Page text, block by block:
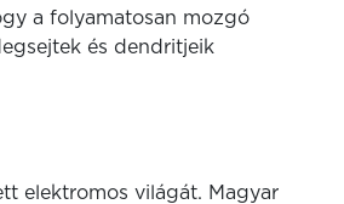
a folyamatosan mozgó
és dendritjeik
elektromos világát. Magyar